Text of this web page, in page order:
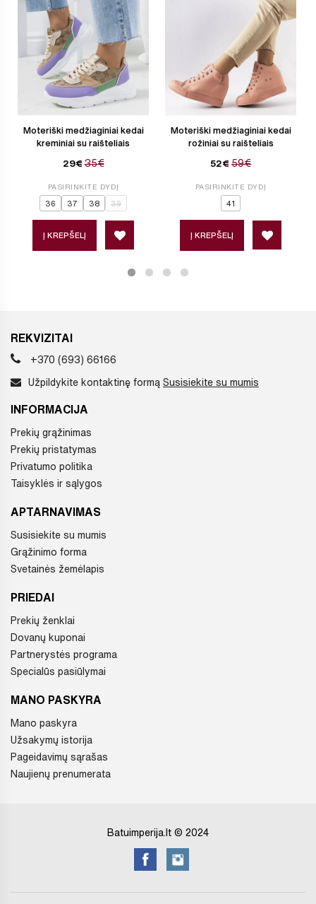
Moteriški medžiaginiai kedai
kreminiai su raišteliais
29€ 35€
PASIRINKITE DYDĮ
36 37 38 39
Į KREPŠELĮ
Moteriški medžiaginiai kedai
rožiniai su raišteliais
52€ 59€
PASIRINKITE DYDĮ
41
Į KREPŠELĮ
REKVIZITAI
+370 (693) 66166
Užpildykite kontaktinę formą Susisiekite su mumis
INFORMACIJA
Prekių grąžinimas
Prekių pristatymas
Privatumo politika
Taisyklės ir sąlygos
APTARNAVIMAS
Susisiekite su mumis
Grąžinimo forma
Svetainės žemėlapis
PRIEDAI
Prekių ženklai
Dovanų kuponai
Partnerystės programa
Specialūs pasiūlymai
MANO PASKYRA
Mano paskyra
Užsakymų istorija
Pageidavimų sąrašas
Naujienų prenumerata
Batuimperija.lt © 2024